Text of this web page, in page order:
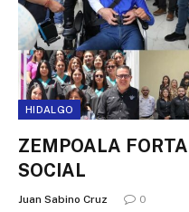
HIDALGO
ZEMPOALA
SOCIAL
Juan Sabino Cruz 0